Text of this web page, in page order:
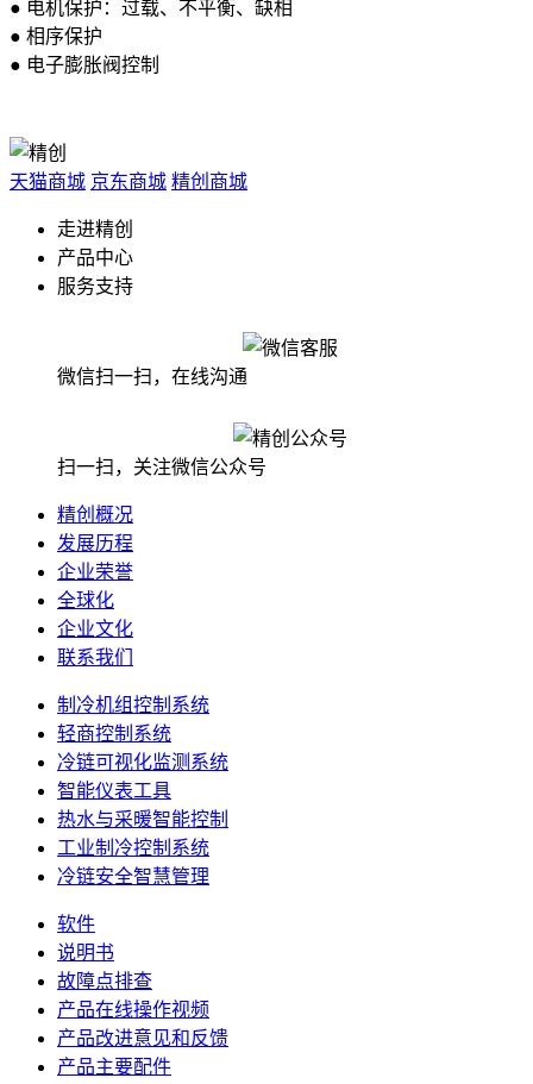
● 电机保护：过载、不平衡、缺相
● 相序保护
● 电子膨胀阀控制
天猫商城 京东商城 精创商城
走进精创
产品中心
服务支持
微信扫一扫，在线沟通
扫一扫，关注微信公众号
精创概况
发展历程
企业荣誉
全球化
企业文化
联系我们
制冷机组控制系统
轻商控制系统
冷链可视化监测系统
智能仪表工具
热水与采暖智能控制
工业制冷控制系统
冷链安全智慧管理
软件
说明书
故障点排查
产品在线操作视频
产品改进意见和反馈
产品主要配件